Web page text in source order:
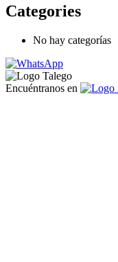
Categories
No hay categorías
Encuéntranos en